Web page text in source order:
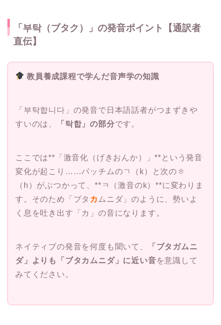
「부탁（ブタク）」の発音ポイント【通訳者
直伝】
教員養成課程で学んだ音声学の知識
「부탁합니다」の発音で日本語話者がつまずきや
すいのは、
「탁합」の部分です。
ここでは**「激音化（げきおんか）」**という発音
変化が起こり……パッチムのㄱ（k）と次のㅎ
（h）がぶつかって、**ㅋ（激音のk）**に変わりま
す。そのため「ブタ カ ムニダ」のように、勢いよ
く息を吐き出す「カ」の音になります。
ネイティブの発音を何度も聞いて、
「ブタガムニ
ダ」よりも「ブタカムニダ」に近い音を意識して
みてください。